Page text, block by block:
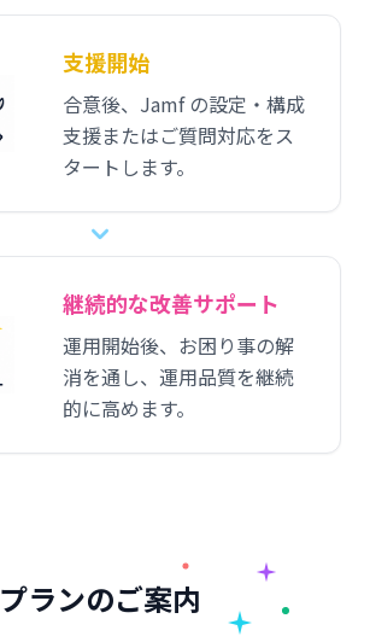
支援開始
合意後、Jamf の設定・構成
支援またはご質問対応をス
タートします。
継続的な改善サポート
運用開始後、お困り事の解
消を通し、運用品質を継続
的に高めます。
プランのご案内